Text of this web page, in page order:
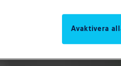
Avaktivera